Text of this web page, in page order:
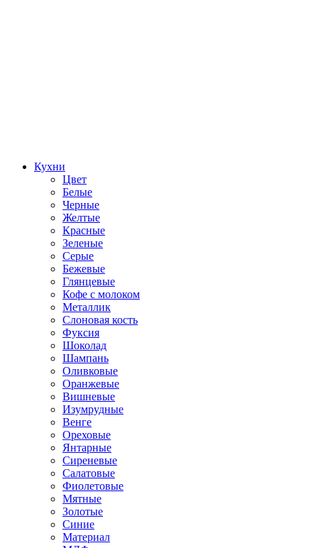
Кухни
Цвет
Белые
Черные
Желтые
Красные
Зеленые
Серые
Бежевые
Глянцевые
Кофе с молоком
Металлик
Слоновая кость
Фуксия
Шоколад
Шампань
Оливковые
Оранжевые
Вишневые
Изумрудные
Венге
Ореховые
Янтарные
Сиреневые
Салатовые
Фиолетовые
Мятные
Золотые
Синие
Материал